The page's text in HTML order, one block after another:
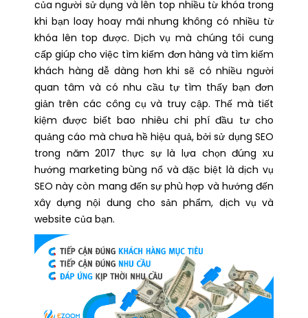
của người sử dụng và lên top nhiều từ khóa trong
khi bạn loay hoay mãi nhưng không có nhiều từ
khóa lên top được. Dịch vụ mà chúng tôi cung
cấp giúp cho việc tìm kiếm đơn hàng và tìm kiếm
khách hàng dễ dàng hơn khi sẽ có nhiều người
quan tâm và có nhu cầu tự tìm thấy bạn đơn
giản trên các công cụ và truy cập. Thế mà tiết
kiệm được biết bao nhiêu chi phí đầu tư cho
quảng cáo mà chưa hề hiệu quả, bởi sử dụng SEO
trong năm 2017 thực sự là lựa chọn đúng xu
hướng marketing bùng nổ và đặc biệt là dịch vụ
SEO này còn mang đến sự phù hợp và hướng đến
xây dựng nội dung cho sản phẩm, dịch vụ và
website của bạn.